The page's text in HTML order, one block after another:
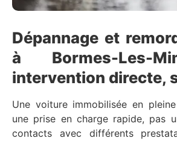
Dépannage et
à Bormes-Les-
intervention directe,
Une voiture immobilisée en
une prise en charge rapide, pas
contacts avec différents